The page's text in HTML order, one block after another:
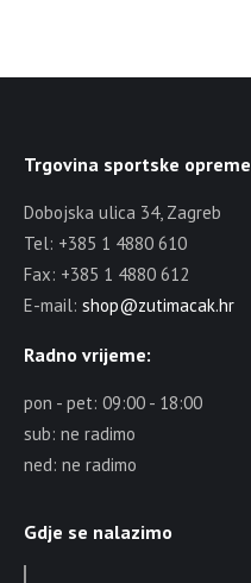
Trgovina sportske opreme
Dobojska ulica 34, Zagreb
Tel: +385 1 4880 610
Fax: +385 1 4880 612
E-mail: shop@zutimacak.hr
Radno vrijeme:
pon - pet: 09:00 - 18:00
sub: ne radimo
ned: ne radimo
Gdje se nalazimo